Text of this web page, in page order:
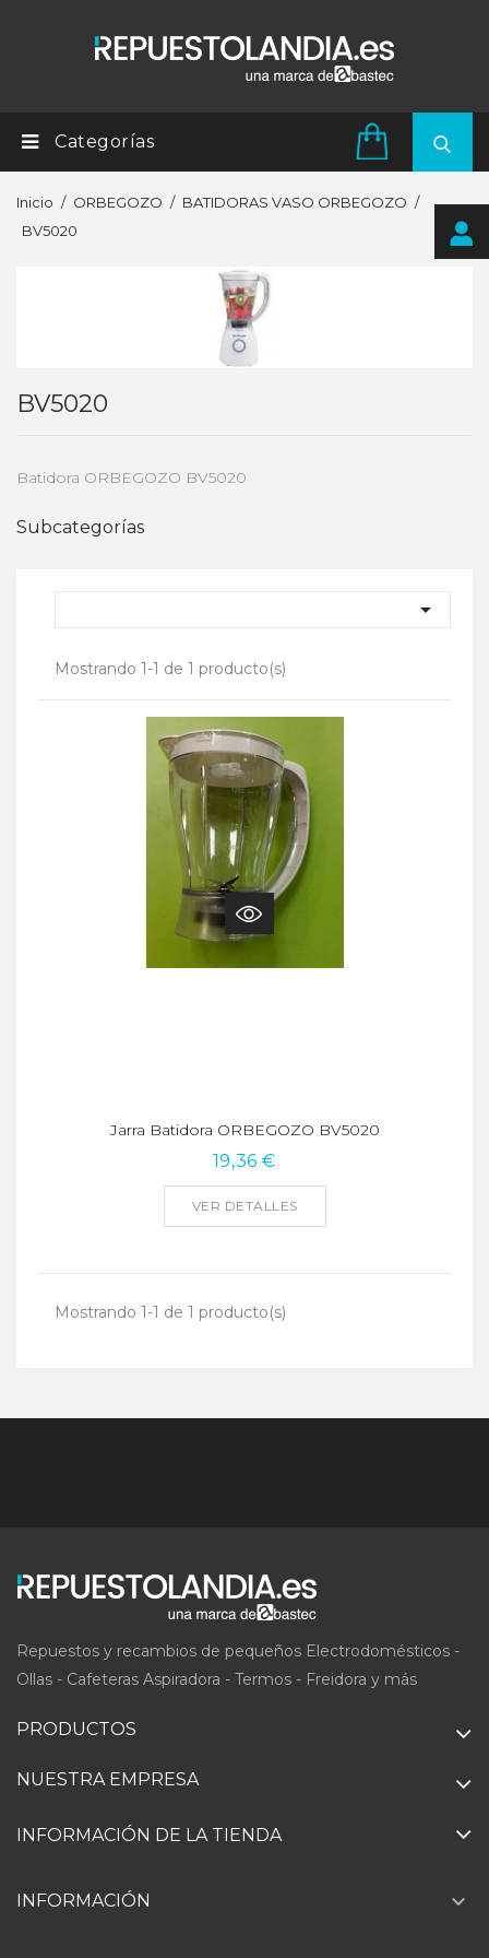
Categorías
Inicio ORBEGOZO
BATIDORAS VASO ORBEGOZO
BV5020
BV5020
Batidora ORBEGOZO BV5020
Subcategorías

Mostrando 1-1 de 1 producto(s)
Jarra Batidora ORBEGOZO BV5020
19,36 €
VER DETALLES
Mostrando 1-1 de 1 producto(s)
Repuestos y recambios de pequeños Electrodomésticos -
Ollas - Cafeteras Aspiradora - Termos - Freidora y más
PRODUCTOS
NUESTRA EMPRESA
INFORMACIÓN DE LA TIENDA
INFORMACIÓN 